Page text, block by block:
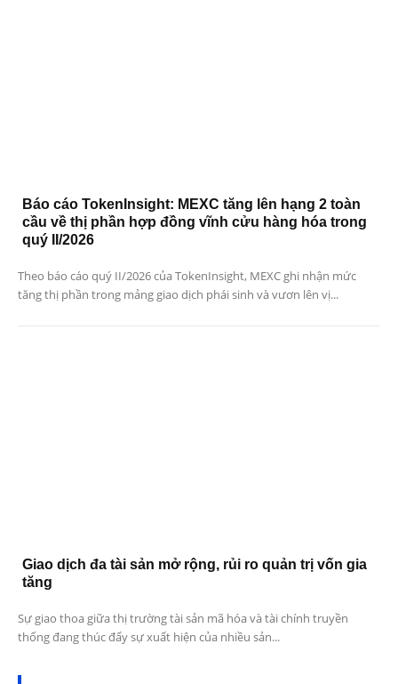
Báo cáo TokenInsight: MEXC tăng lên hạng 2 toàn
cầu về thị phần hợp đồng vĩnh cửu hàng hóa trong
quý II/2026
Theo báo cáo quý II/2026 của TokenInsight, MEXC ghi nhận mức
tăng thị phần trong mảng giao dịch phái sinh và vươn lên vị...
Giao dịch đa tài sản mở rộng, rủi ro quản trị vốn gia
tăng
Sự giao thoa giữa thị trường tài sản mã hóa và tài chính truyền
thống đang thúc đẩy sự xuất hiện của nhiều sản...